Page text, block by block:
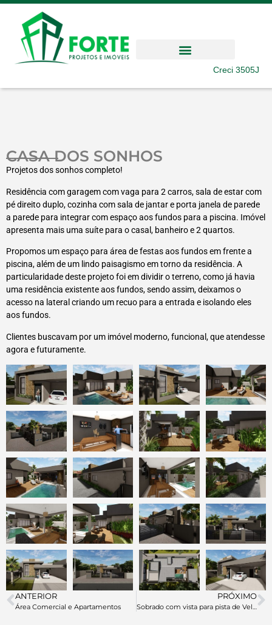
Creci 3505J
CASA DOS SONHOS
Projetos dos sonhos completo!
Residência com garagem com vaga para 2 carros, sala de estar com
pé direito duplo, cozinha com sala de jantar e porta janela de parede
a parede para integrar com espaço aos fundos para a piscina. Imóvel
apresenta mais uma suíte para o casal, banheiro e 2 quartos.
Propomos um espaço para área de festas aos fundos em frente a
piscina, além de um lindo paisagismo em torno da residência. A
particularidade deste projeto foi em dividir o terreno, como já havia
uma residência existente aos fundos, sendo assim, deixamos o
acesso na lateral criando um recuo para a entrada e isolando eles
aos fundos.
Clientes buscavam por um imóvel moderno, funcional, que atendesse
agora e futuramente.
ANTERIOR
Área Comercial e Apartamentos
PRÓXIMO